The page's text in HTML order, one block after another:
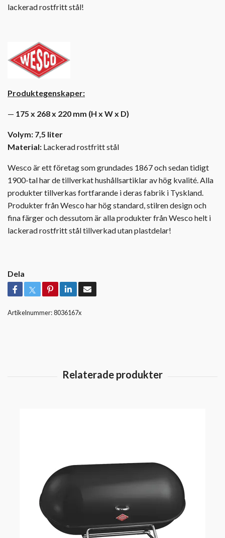
lackerad rostfritt stål!
Produktegenskaper:
— 175 x 268 x 220 mm (H x W x D)
Volym: 7,5 liter
Material: Lackerad rostfritt stål
Wesco är ett företag som grundades 1867 och sedan tidigt
1900-tal har de tillverkat hushållsartiklar av hög kvalité. Alla
produkter tillverkas fortfarande i deras fabrik i Tyskland.
Produkter från Wesco har hög standard, stilren design och
fina färger och dessutom är alla produkter från Wesco helt i
lackerad rostfritt stål tillverkad utan plastdelar!
Dela
Artikelnummer:8036167x